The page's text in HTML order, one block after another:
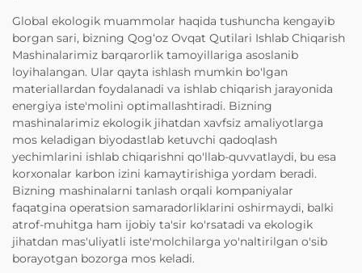
Global ekologik muammolar haqida tushuncha kengayib
borgan sari, bizning Qog‘oz Ovqat Qutilari Ishlab Chiqarish
Mashinalarimiz barqarorlik tamoyillariga asoslanib
loyihalangan. Ular qayta ishlash mumkin bo'lgan
materiallardan foydalanadi va ishlab chiqarish jarayonida
energiya iste'molini optimallashtiradi. Bizning
mashinalarimiz ekologik jihatdan xavfsiz amaliyotlarga
mos keladigan biyodastlab ketuvchi qadoqlash
yechimlarini ishlab chiqarishni qo'llab-quvvatlaydi, bu esa
korxonalar karbon izini kamaytirishiga yordam beradi.
Bizning mashinalarni tanlash orqali kompaniyalar
faqatgina operatsion samaradorliklarini oshirmaydi, balki
atrof-muhitga ham ijobiy ta'sir ko'rsatadi va ekologik
jihatdan mas'uliyatli iste'molchilarga yo'naltirilgan o'sib
borayotgan bozorga mos keladi.